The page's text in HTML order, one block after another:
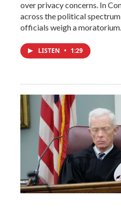
over privacy concerns. In
across the political
officials weigh a moratorium.
LISTEN • 1:29